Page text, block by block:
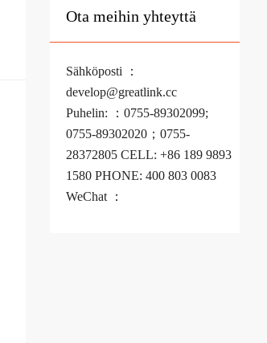
Ota meihin yhteyttä
Sähköposti ：
develop@greatlink.cc
Puhelin: ：0755-89302099;
0755-89302020；0755-
28372805 CELL: +86 189 9893
1580 PHONE: 400 803 0083
WeChat ：